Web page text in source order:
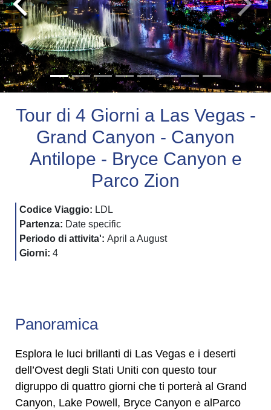
Tour di 4 Giorni a Las Vegas -
Grand Canyon - Canyon
Antilope - Bryce Canyon e
Parco Zion
Previous Next
Codice Viaggio: LDL
Partenza: Date specific
Periodo di attivita': April a August
Giorni: 4
Panoramica
Esplora le luci brillanti di Las Vegas e i deserti
dell’Ovest degli Stati Uniti con questo tour
digruppo di quattro giorni che ti porterà al Grand
Canyon, Lake Powell, Bryce Canyon e alParco